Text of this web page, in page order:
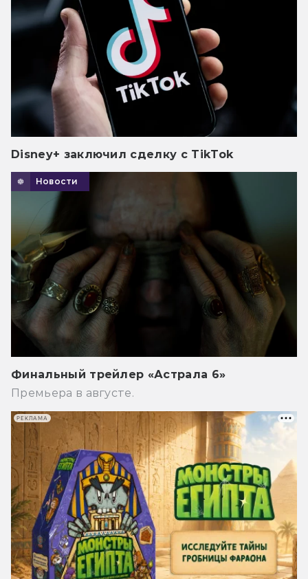
Disney+ заключил сделку с TikTok
Новости
Финальный трейлер «Астрала 6»
Премьера в августе.
РЕКЛАМА